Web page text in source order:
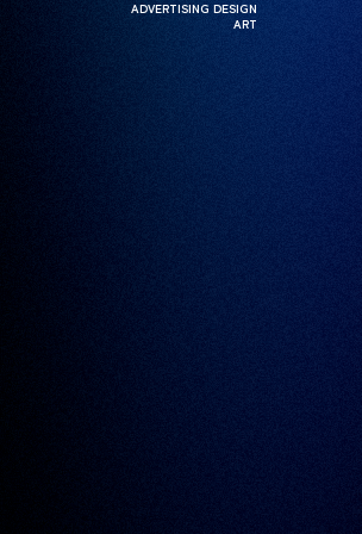
ADVERTISING DESIGN
ADVERTISING DESIGN
ART
ART